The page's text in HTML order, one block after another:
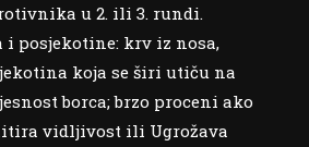
u 2. ili 3. rundi.
i posjekotine: krv iz nosa,
koja se širi utiču na
borca; brzo proceni ako
vidljivost ili Ugrožava